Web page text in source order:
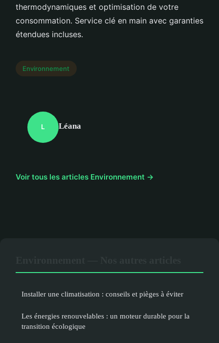
thermodynamiques et optimisation de votre
consommation. Service clé en main avec garanties
étendues incluses.
Environnement
L Léana
Voir tous les articles Environnement →
Installer une climatisation : conseils et pièges à éviter
Les énergies renouvelables : un moteur durable pour la
transition écologique